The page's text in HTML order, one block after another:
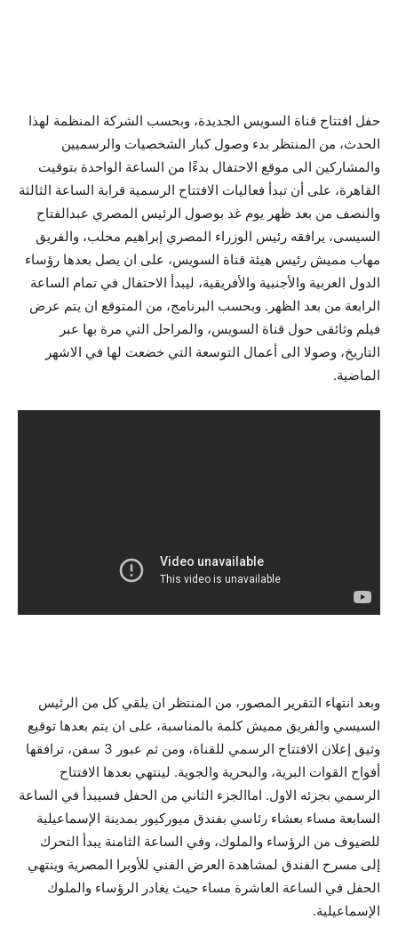
حفل افتتاح قناة السويس الجديدة، وبحسب الشركة المنظمة لهذا
الحدث، من المنتظر بدء وصول كبار الشخصيات والرسميين
والمشاركين الى موقع الاحتفال بدءًا من الساعة الواحدة بتوقيت
القاهرة، على أن تبدأ فعاليات الافتتاح الرسمية قرابة الساعة الثالثة
والنصف من بعد ظهر يوم غد بوصول الرئيس المصري عبدالفتاح
السيسى، يرافقه رئيس الوزراء المصري إبراهيم محلب، والفريق
مهاب مميش رئيس هيئة قناة السويس، على ان يصل بعدها رؤساء
الدول العربية والأجنبية والأفريقية، ليبدأ الاحتفال في تمام الساعة
الرابعة من بعد الظهر. وبحسب البرنامج، من المتوقع ان يتم عرض
فيلم وثائقى حول قناة السويس، والمراحل التي مرة بها عبر
التاريخ، وصولا الى أعمال التوسعة التي خضعت لها في الاشهر
الماضية.
وبعد انتهاء التقرير المصور، من المنتظر ان يلقي كل من الرئيس
السيسي والفريق مميش كلمة بالمناسبة، على ان يتم بعدها توقيع
وثيق إعلان الافتتاح الرسمي للقناة، ومن ثم عبور 3 سفن، ترافقها
أفواح القوات البرية، والبحرية والجوية. لينتهي بعدها الافتتاح
الرسمي بجزئه الاول. اماالجزء الثاني من الحفل فسيبدأ في الساعة
السابعة مساء بعشاء رئاسي بفندق ميوركيور بمدينة الإسماعيلية
للضيوف من الرؤساء والملوك، وفي الساعة الثامنة يبدأ التحرك
إلى مسرح الفندق لمشاهدة العرض الفني للأوبرا المصرية وينتهي
الحفل في الساعة العاشرة مساء حيث يغادر الرؤساء والملوك
الإسماعيلية.